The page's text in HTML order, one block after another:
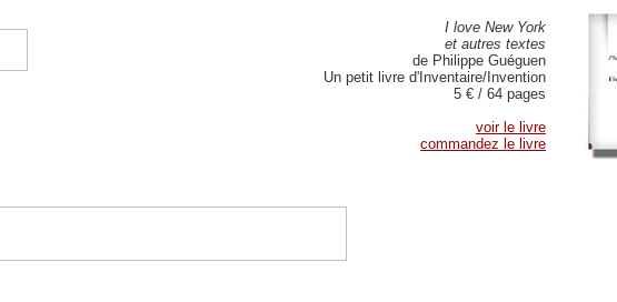
I love New York
et autres textes
de Philippe Guéguen
Un petit livre d'Inventaire/Invention
5 € / 64 pages
voir le livre
commandez le livre